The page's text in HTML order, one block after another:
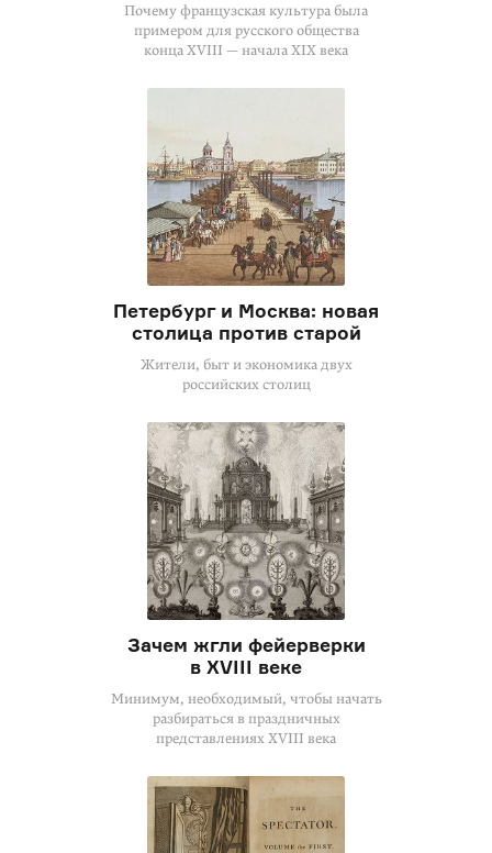
Почему французская культура была
примером для русского общества
конца XVIII — начала XIX века
Петербург и Москва: новая
столица против старой
Жители, быт и экономика двух
российских столиц
Зачем жгли фейерверки
в XVIII веке
Минимум, необходимый, чтобы начать
разбираться в праздничных
представлениях XVIII века